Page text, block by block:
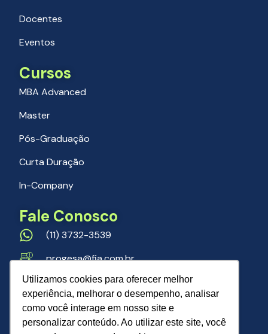
Utilizamos cookies para oferecer melhor
experiência, melhorar o desempenho, analisar
como você interage em nosso site e
personalizar conteúdo. Ao utilizar este site, você
Docentes
Eventos
Cursos
MBA Advanced
Master
Pós-Graduação
Curta Duração
In-Company
Fale Conosco
(11) 3732-3539
progesa@fia.com.br
Follow Us